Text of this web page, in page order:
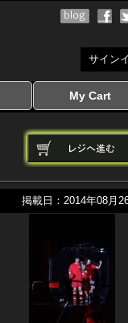
サイン
My Cart
カートを見る
掲載日：2014年08月